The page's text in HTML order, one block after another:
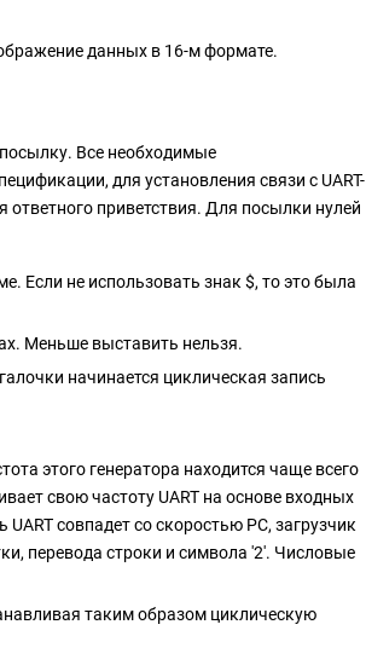
данных в 16-м формате.
Все необходимые
для установления связи с UART-
приветствия. Для посылки нулей
Если не использовать знак $, то это была
Меньше выставить нельзя.
начинается циклическая запись
этого генератора находится чаще всего
свою частоту UART на основе входных
совпадет со скоростью PC, загрузчик
перевода строки и символа '2'. Числовые
таким образом циклическую